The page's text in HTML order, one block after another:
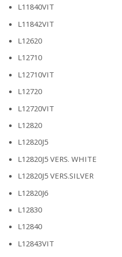
L11840VIT
L11842VIT
L12620
L12710
L12710VIT
L12720
L12720VIT
L12820
L12820J5
L12820J5 VERS. WHITE
L12820J5 VERS.SILVER
L12820J6
L12830
L12840
L12843VIT